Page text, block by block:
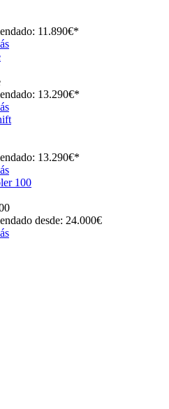
11.890€*
13.290€*
13.290€*
100
desde: 24.000€